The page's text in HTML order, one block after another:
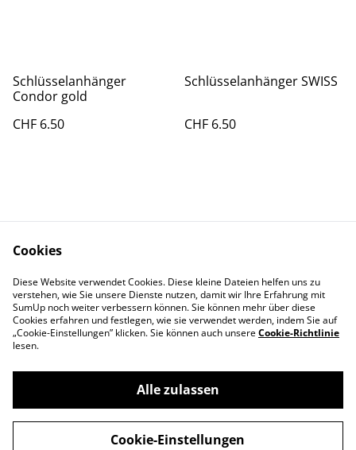
Schlüsselanhänger
Condor gold
CHF 6.50
Schlüsselanhänger SWISS
CHF 6.50
Datenschutz
Cookie Policy
Impressum
©2026Aviatikboerse Top Shop
Cookies
Diese Website verwendet Cookies. Diese kleine Dateien helfen uns zu
verstehen, wie Sie unsere Dienste nutzen, damit wir Ihre Erfahrung mit
SumUp noch weiter verbessern können. Sie können mehr über diese
Cookies erfahren und festlegen, wie sie verwendet werden, indem Sie auf
„Cookie-Einstellungen” klicken. Sie können auch unsereCookie-Richtlinie
lesen.
Alle zulassen
Cookie-Einstellungen